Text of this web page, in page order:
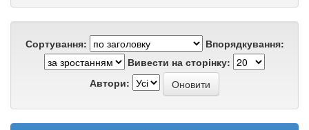
Сортування:
Впорядкування:
Вивести на сторінку:
Автори: